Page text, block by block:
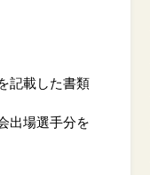
記載した書類
出場選手分を